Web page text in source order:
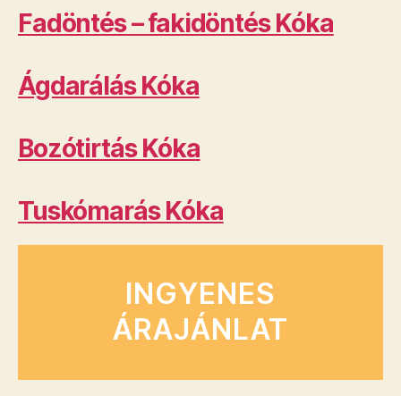
Fadöntés – fakidöntés Kóka
Ágdarálás Kóka
Bozótirtás Kóka
Tuskómarás Kóka
INGYENES
ÁRAJÁNLAT